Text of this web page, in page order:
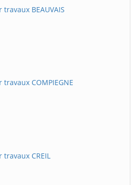
BEAUVAIS
COMPIEGNE
CREIL